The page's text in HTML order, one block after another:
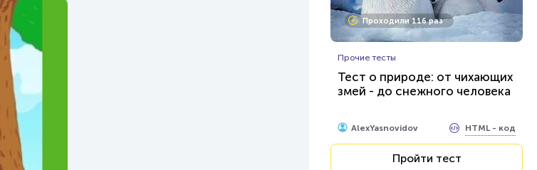
Проходили 116 раз
Прочие тесты
Тест о природе: от чихающих
змей - до снежного человека
AlexYasnovidov HTML - код
Пройти тест